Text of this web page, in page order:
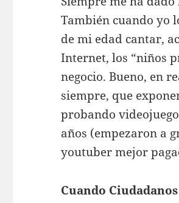
También cuando yo
de mi edad cantar,
Internet, los “niños
negocio. Bueno, en
siempre, que
probando
años (empezaron a
youtuber mejor
Cuando